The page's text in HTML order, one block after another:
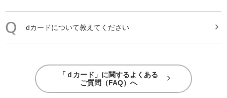
dカードについて教えてください
「ｄカード」に関するよくある
ご質問（FAQ）へ